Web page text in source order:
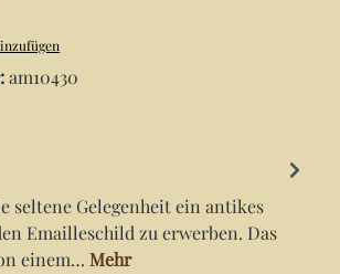
am10430
seltene Gelegenheit ein antikes
Emailleschild zu erwerben. Das
einem… Mehr